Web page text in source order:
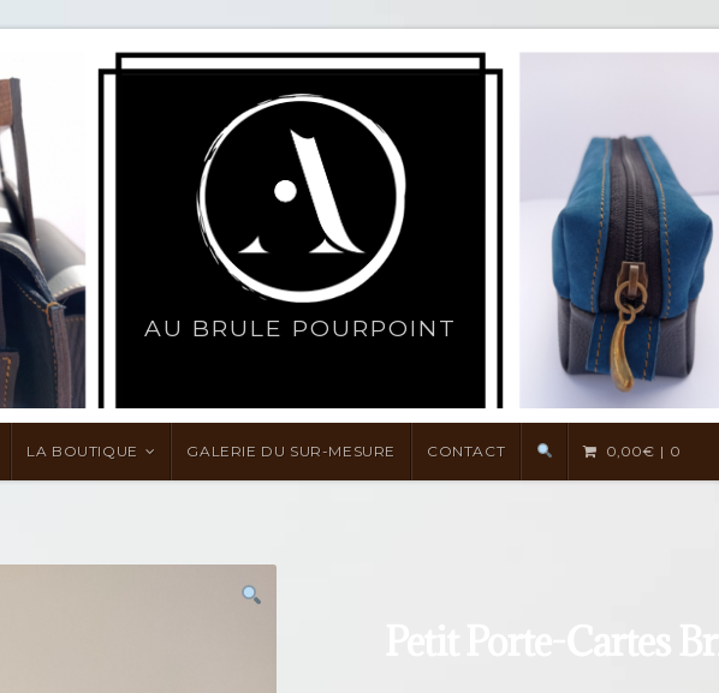
AU BRULE POURPOINT
LA BOUTIQUE GALERIE DU SUR-MESURE CONTACT 0,00€ 0
Petit Porte-Cartes